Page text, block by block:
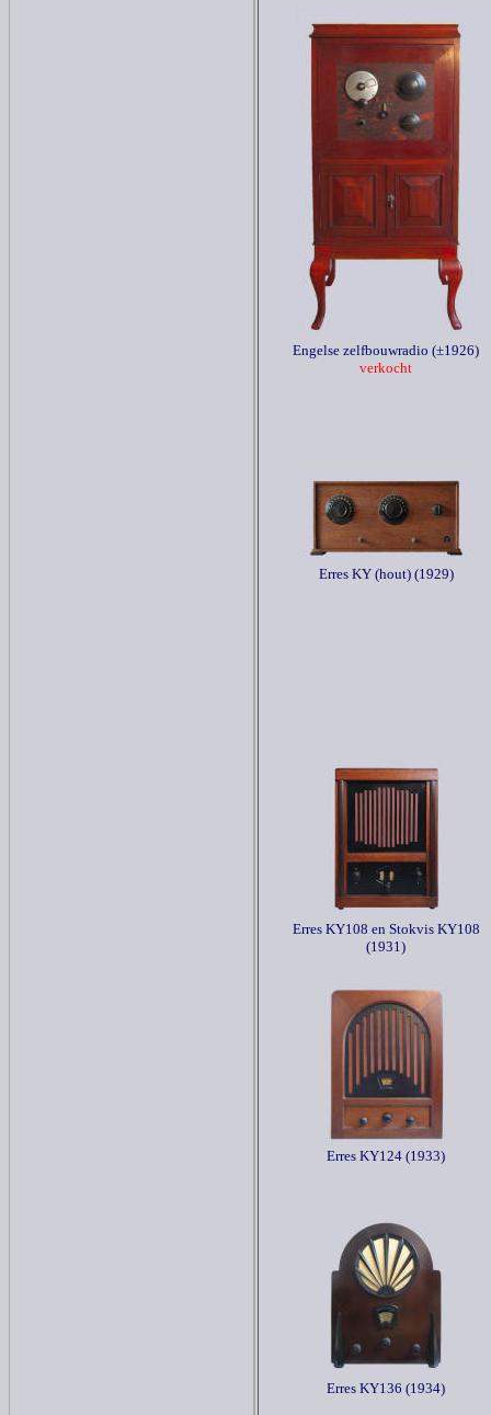
Engelse zelfbouwradio (±1926)
verkocht
Erres KY (hout) (1929)
Erres KY108 en Stokvis KY108
(1931)
Erres KY124 (1933)
Erres KY136 (1934)